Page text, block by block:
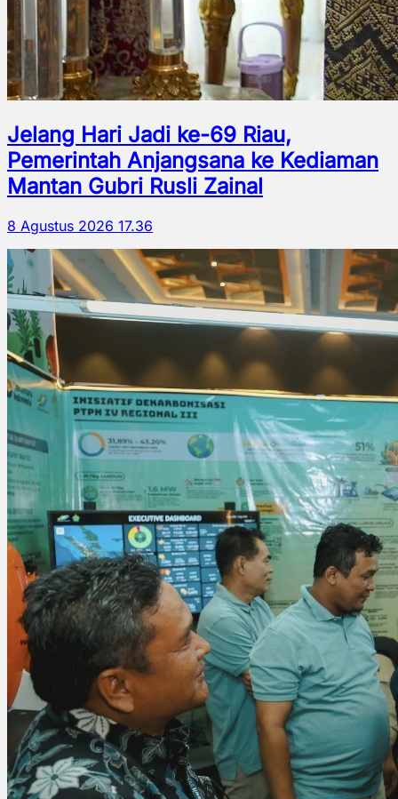
Jelang Hari Jadi ke-69 Riau,
Pemerintah Anjangsana ke Kediaman
Mantan Gubri Rusli Zainal
8 Agustus 2026 17.36